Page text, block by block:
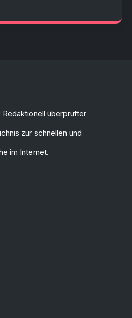
überprüfter
zur schnellen und
im Internet.